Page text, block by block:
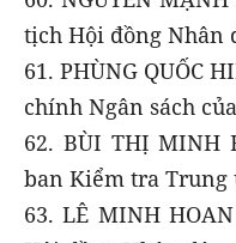
tịch Hội đồng Nhân
61. PHÙNG QUỐC
chính Ngân sách
62. BÙI THỊ MINH
ban Kiểm tra Trung
63. LÊ MINH